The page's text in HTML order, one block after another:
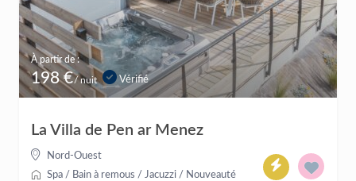
À partir de :
198 €/ nuit Vérifié
La Villa de Pen ar Menez
Nord-Ouest
Spa / Bain à remous / Jacuzzi / Nouveauté